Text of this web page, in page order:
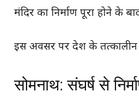
मंदिर का निर्माण पूरा होने के
इस अवसर पर देश के तत्कालीन
सोमनाथ: संघर्ष से